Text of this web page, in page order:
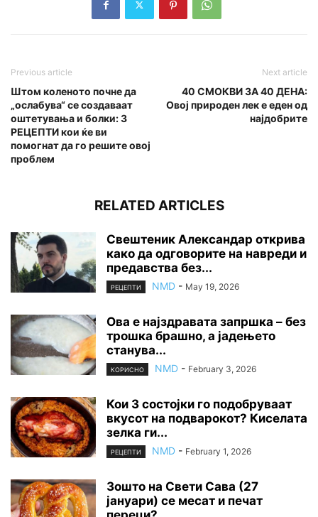
Previous article
Штом коленото почне да
„ослабува“ се создаваат
оштетувања и болки: 3
РЕЦЕПТИ кои ќе ви
помогнат да го решите овој
проблем
Next article
40 СМОКВИ ЗА 40 ДЕНА:
Овој природен лек е еден од
најдобрите
RELATED ARTICLES
Свештеник Александар открива
како да одговорите на навреди и
предавства без...
РЕЦЕПТИ NMD - May 19, 2026
Ова е најздравата запршка – без
трошка брашно, а јадењето
станува...
КОРИСНО NMD - February 3, 2026
Кои 3 состојки го подобруваат
вкусот на подварокот? Киселата
зелка ги...
РЕЦЕПТИ NMD - February 1, 2026
Зошто на Свети Сава (27
јануари) се месат и печат